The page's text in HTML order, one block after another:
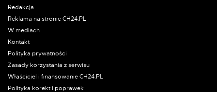
Redakcja
Reklama na stronie CH24.PL
W mediach
Kontakt
Polityka prywatności
Zasady korzystania z serwisu
Właściciel i finansowanie CH24.PL
Polityka korekt i poprawek